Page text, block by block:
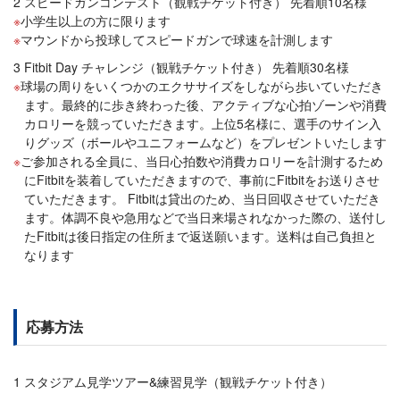
小学生以上の方に限ります
マウンドから投球してスピードガンで球速を計測します
3 Fitbit Day チャレンジ（観戦チケット付き） 先着順30名様
球場の周りをいくつかのエクササイズをしながら歩いていただき
ます。最終的に歩き終わった後、アクティブな心拍ゾーンや消費
カロリーを競っていただきます。上位5名様に、選手のサイン入
りグッズ（ボールやユニフォームなど）をプレゼントいたします
ご参加される全員に、当日心拍数や消費カロリーを計測するため
にFitbitを装着していただきますので、事前にFitbitをお送りさせ
ていただきます。 Fitbitは貸出のため、当日回収させていただき
ます。体調不良や急用などで当日来場されなかった際の、送付し
たFitbitは後日指定の住所まで返送願います。送料は自己負担と
なります
応募方法
1 スタジアム見学ツアー&練習見学（観戦チケット付き）